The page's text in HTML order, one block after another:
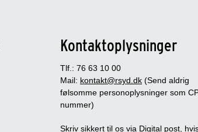
Kontaktoplysninger
Tlf.: 76 63 10 00
Mail: kontakt@rsyd.dk (Send aldrig
følsomme personoplysninger som
nummer)
Skriv sikkert til os via Digital post,